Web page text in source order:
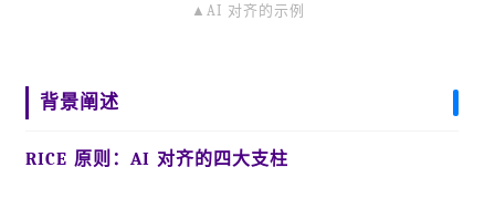
▲ AI 对齐的示例
背景阐述
RICE 原则：AI 对齐的四大支柱